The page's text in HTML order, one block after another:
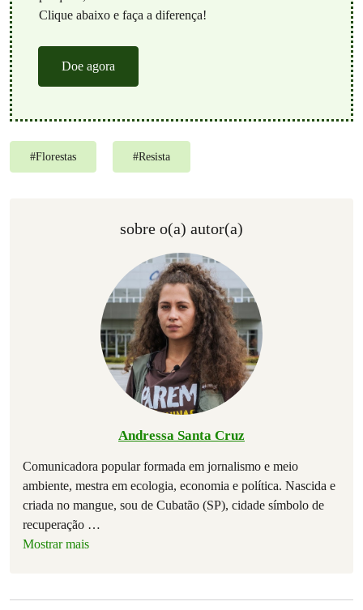
Clique abaixo e faça a diferença!
Doe agora
#Florestas #Resista
sobre o(a) autor(a)
Andressa Santa Cruz
Comunicadora popular formada em jornalismo e meio
ambiente, mestra em ecologia, economia e política. Nascida e
criada no mangue, sou de Cubatão (SP), cidade símbolo de
recuperação …
Mostrar mais